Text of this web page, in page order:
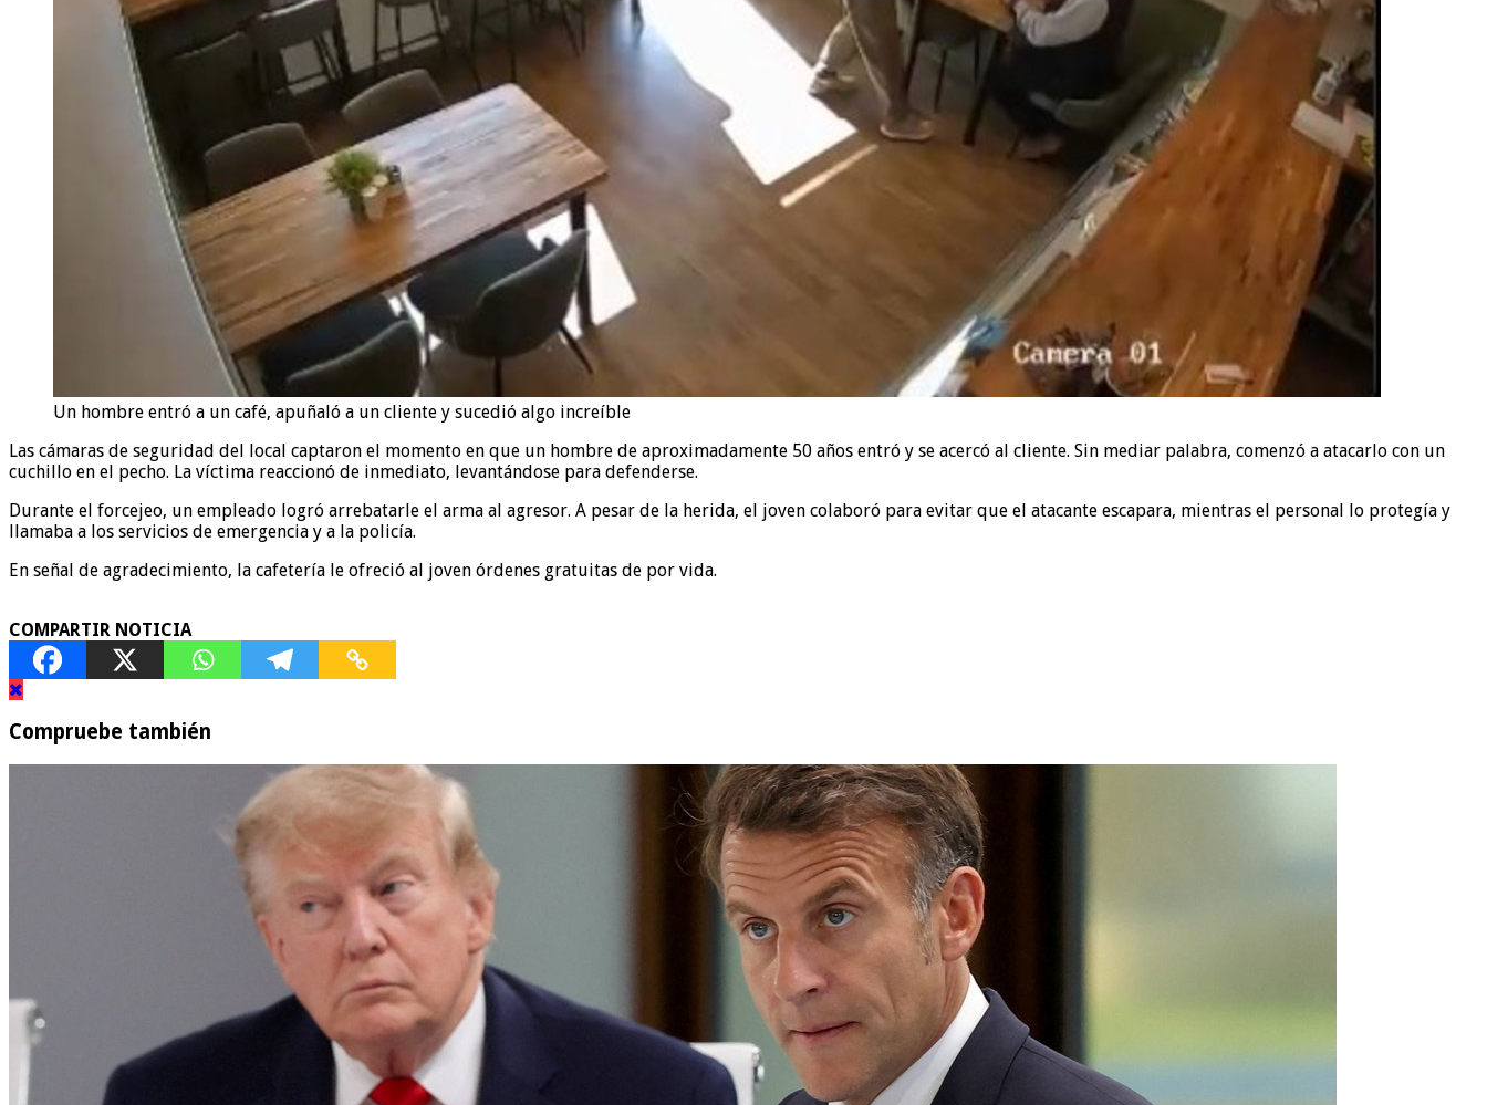
Un hombre entró a un café, apuñaló a un cliente y sucedió algo increíble
Las cámaras de seguridad del local captaron el momento en que un hombre de aproximadamente 50 años entró y se acercó al cliente. Sin mediar palabra, comenzó a atacarlo con un
cuchillo en el pecho. La víctima reaccionó de inmediato, levantándose para defenderse.
Durante el forcejeo, un empleado logró arrebatarle el arma al agresor. A pesar de la herida, el joven colaboró para evitar que el atacante escapara, mientras el personal lo protegía y
llamaba a los servicios de emergencia y a la policía.
En señal de agradecimiento, la cafetería le ofreció al joven órdenes gratuitas de por vida.
COMPARTIR NOTICIA
Compruebe también